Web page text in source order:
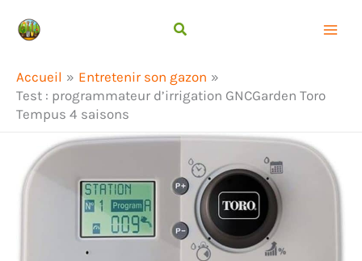
Accueil
Entretenir son gazon
Test : programmateur d’irrigation GNCGarden Toro
Tempus 4 saisons